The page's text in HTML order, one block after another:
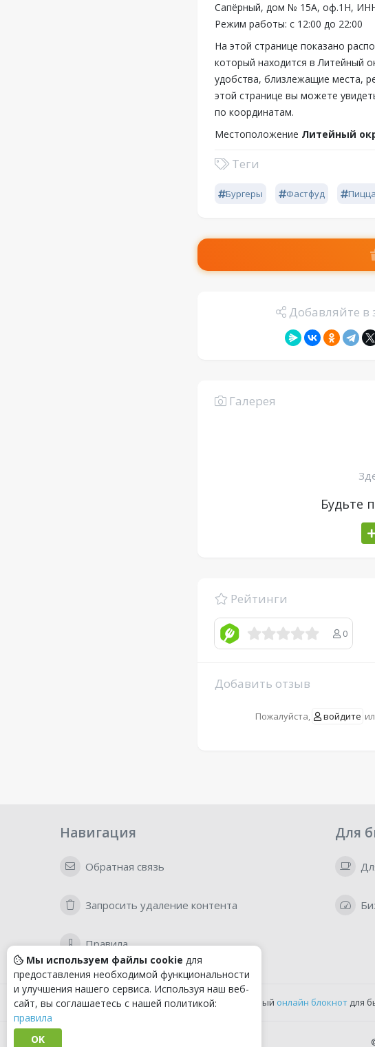
Сапёрный, дом № 15А, оф.1Н, ИНН
Режим работы: с 12:00 до 22:00
На этой странице показано
который находится в Литейный
удобства, близлежащие места,
этой странице вы можете
по координатам.
Местоположение Литейный
Теги
Бургеры Фастфуд Пицца
Добавляйте в
Галерея
Будьте
Рейтинги
0
Добавить отзыв
Пожалуйста, войдите
Навигация
Обратная связь
Запросить удаление контента
Правила
Для
Удобный онлайн блокнотдля
Мы используем файлы cookie для
предоставления необходимой функциональности
и улучшения нашего сервиса. Используя наш веб-
сайт, вы соглашаетесь с нашей политикой:
правила
OK